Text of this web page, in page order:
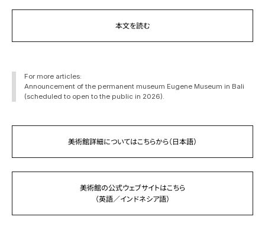
本文を読む
For more articles:
Announcement of the permanent museum Eugene Museum in Bali
(scheduled to open to the public in 2026).
美術館詳細についてはこちらから（日本語）
美術館の公式ウェブサイトはこちら
（英語／インドネシア語）